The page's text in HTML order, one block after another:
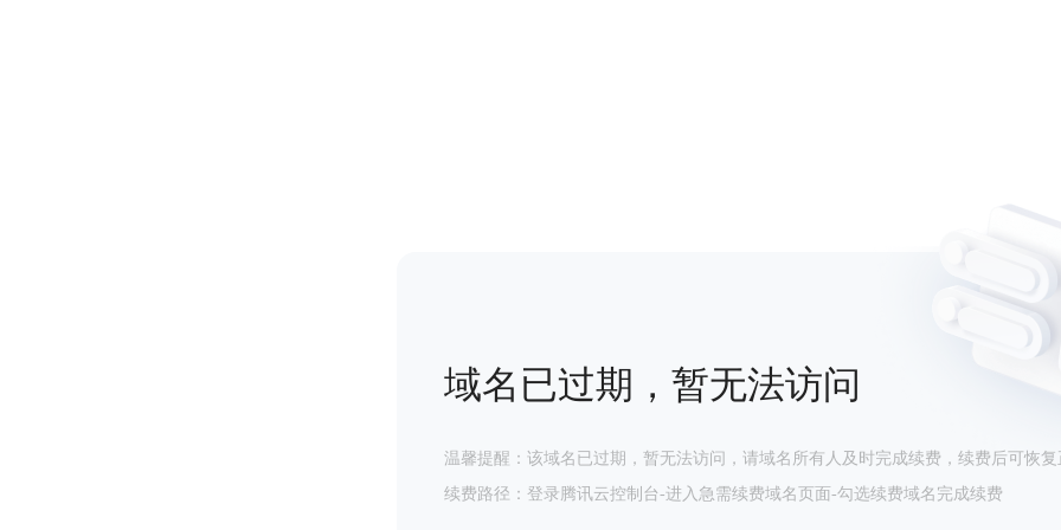
域名已过期，暂无法访问
温馨提醒：该域名已过期，暂无法访问，请域名所有人及时完成续费，续费后可恢复
续费路径：登录腾讯云控制台-进入急需续费域名页面-勾选续费域名完成续费